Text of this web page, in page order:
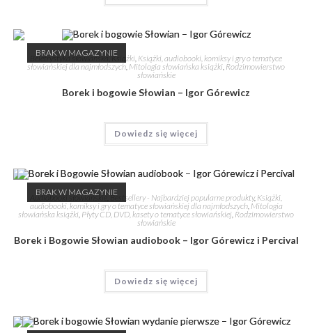
BRAK W MAGAZYNIE
Beletrystyka słowiańska ,Książki, Książki, audiobooki, komiksy i gry o tematyce
słowiańskiej dla najmłodszych, Mitologia słowiańska książki, Rodzimowierstwo
słowiańskie
Borek i bogowie Słowian – Igor Górewicz
Dowiedz się więcej
BRAK W MAGAZYNIE
Audiobooki słowiańskie ,Bestsellery - Najbardziej popularne produkty, Książki,
audiobooki, komiksy i gry o tematyce słowiańskiej dla najmłodszych, Mitologia
słowiańska książki, Płyty CD, DVD, kasety o tematyce słowiańskiej, Rodzimowierstwo
słowiańskie
Borek i Bogowie Słowian audiobook – Igor Górewicz i Percival
Dowiedz się więcej